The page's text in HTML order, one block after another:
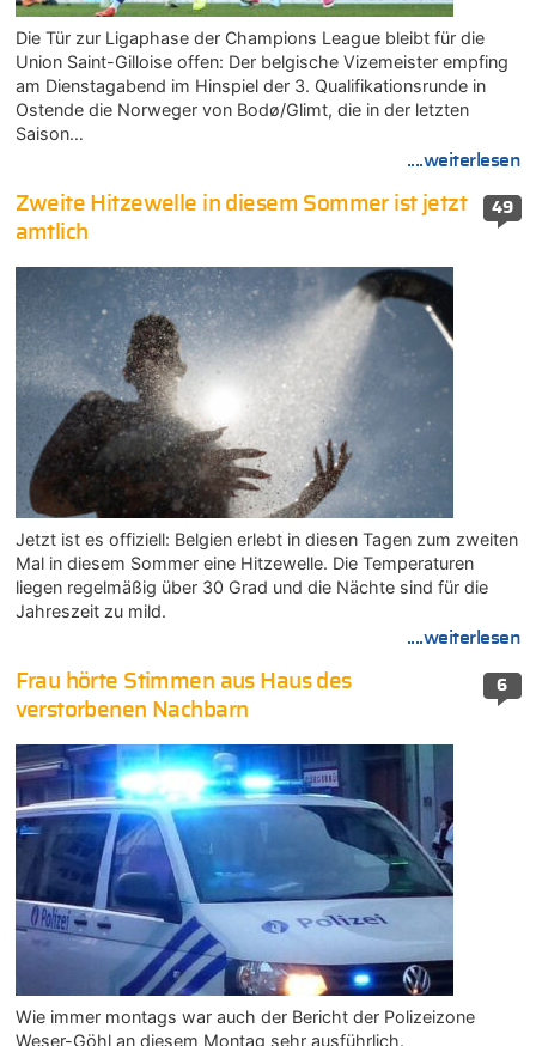
Die Tür zur Ligaphase der Champions League bleibt für die
Union Saint-Gilloise offen: Der belgische Vizemeister empfing
am Dienstagabend im Hinspiel der 3. Qualifikationsrunde in
Ostende die Norweger von Bodø/Glimt, die in der letzten
Saison…
....weiterlesen
49
Zweite Hitzewelle in diesem Sommer ist jetzt
amtlich
Jetzt ist es offiziell: Belgien erlebt in diesen Tagen zum zweiten
Mal in diesem Sommer eine Hitzewelle. Die Temperaturen
liegen regelmäßig über 30 Grad und die Nächte sind für die
Jahreszeit zu mild.
....weiterlesen
6
Frau hörte Stimmen aus Haus des
verstorbenen Nachbarn
Wie immer montags war auch der Bericht der Polizeizone
Weser-Göhl an diesem Montag sehr ausführlich.